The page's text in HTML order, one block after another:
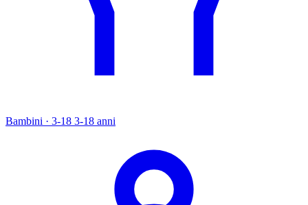
Bambini · 3-18 3-18 anni